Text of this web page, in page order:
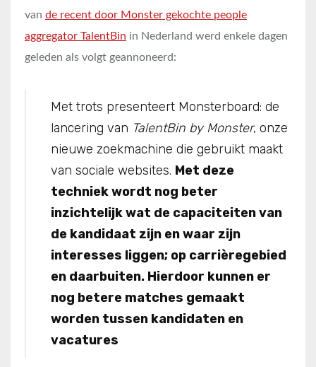
van de recent door Monster gekochte people
aggregator TalentBin in Nederland werd enkele dagen
geleden als volgt geannoneerd:
Met trots presenteert Monsterboard: de
lancering van TalentBin by Monster, onze
nieuwe zoekmachine die gebruikt maakt
van sociale websites. Met deze
techniek wordt nog beter
inzichtelijk wat de capaciteiten van
de kandidaat zijn en waar zijn
interesses liggen; op carrièregebied
en daarbuiten. Hierdoor kunnen er
nog betere matches gemaakt
worden tussen kandidaten en
vacatures